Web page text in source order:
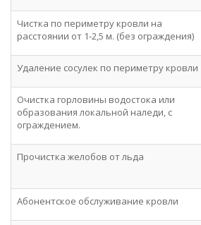
Чистка по периметру кровли на
расстоянии от 1-2,5 м. (без ограждения)
Удаление сосулек по периметру кровли
Очистка горловины водостока или
образования локальной наледи, с
ограждением.
Прочистка желобов от льда
Абонентское обслуживание кровли